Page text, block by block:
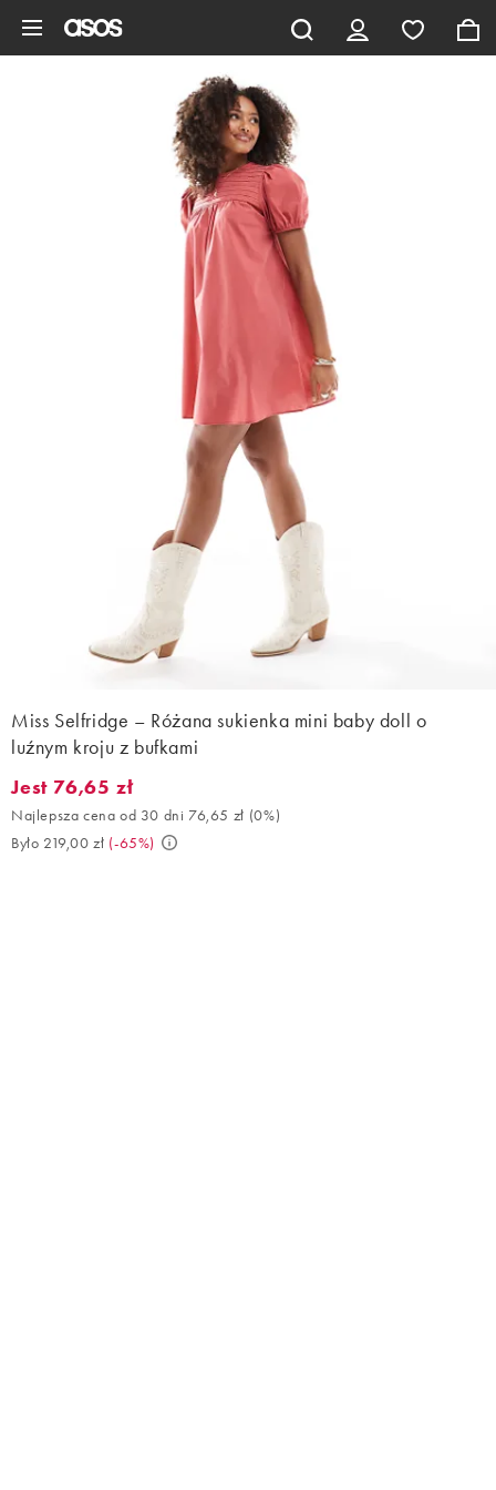
Miss Selfridge – Różana sukienka mini baby doll o
luźnym kroju z bufkami
Jest 76,65 zł. Najlepsza cena od 30 dni 76,65 zł (0%). Było
Jest 76,65 zł
Najlepsza cena od 30 dni 76,65 zł (0%)
Było 219,00 zł (-65%)